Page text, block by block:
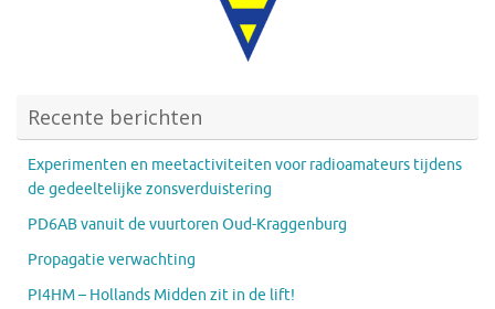
Recente berichten
Experimenten en meetactiviteiten voor radioamateurs tijdens
de gedeeltelijke zonsverduistering
PD6AB vanuit de vuurtoren Oud-Kraggenburg
Propagatie verwachting
PI4HM – Hollands Midden zit in de lift!